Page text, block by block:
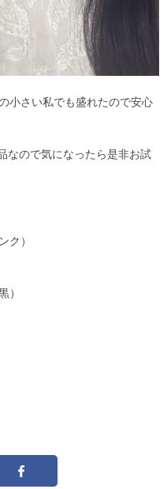
小さい私でも盛れたので安心
なので気になったら是非お試
ク）
）